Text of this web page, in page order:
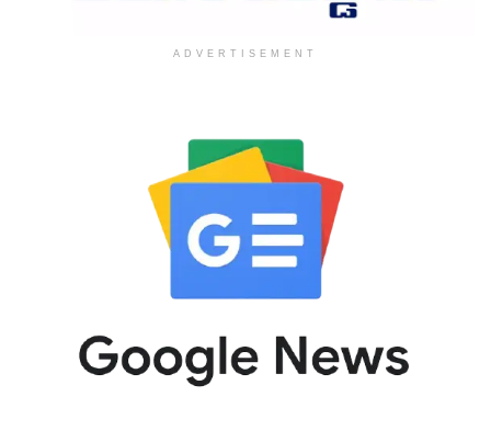
ADVERTISEMENT